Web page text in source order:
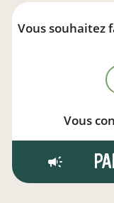
Vous souhaitez
Vous